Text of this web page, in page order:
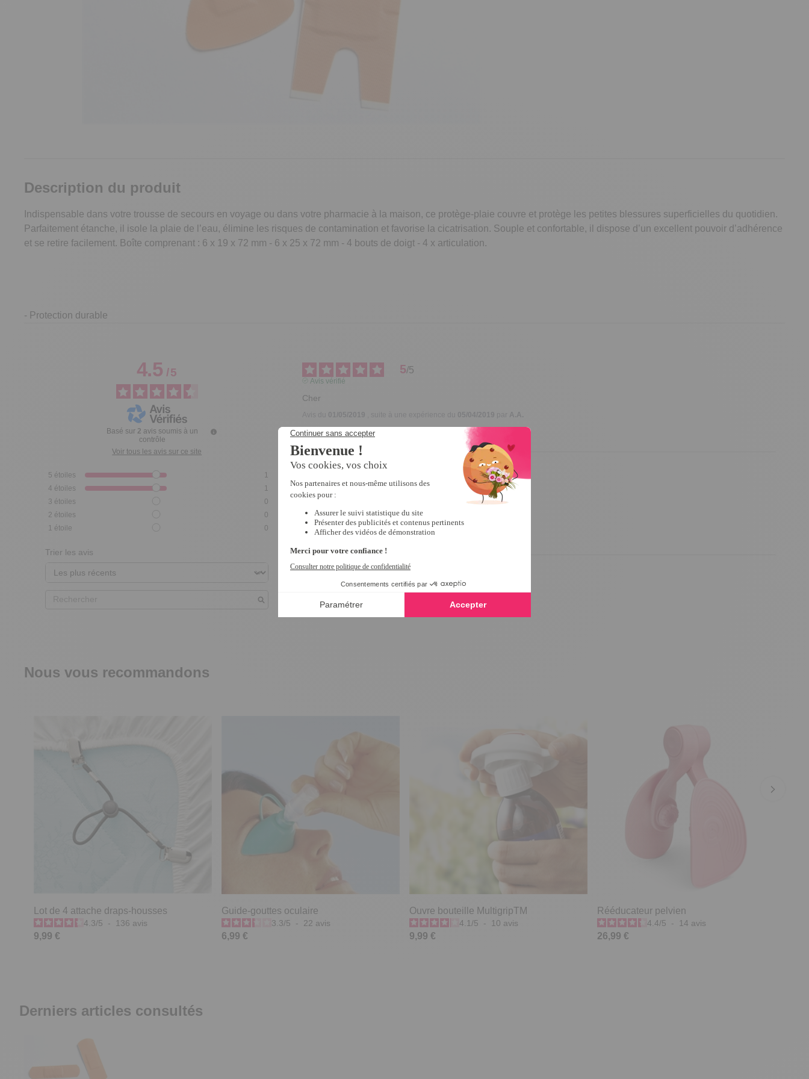
Description du produit
Indispensable dans votre trousse de secours en voyage ou dans votre pharmacie à la maison, ce protège-plaie couvre et protège les petites blessures superficielles du quotidien.
Parfaitement étanche, il isole la plaie de l’eau, élimine les risques de contamination et favorise la cicatrisation. Souple et confortable, il dispose d’un excellent pouvoir d’adhérence
et se retire facilement. Boîte comprenant : 6 x 19 x 72 mm - 6 x 25 x 72 mm - 4 bouts de doigt - 4 x articulation.
- Protection durable
4.5/5
Basé sur 2 avis soumis à un
contrôle
Voir tous les avis sur ce site
5 étoiles
1
4 étoiles
1
3 étoiles
0
2 étoiles
0
1 étoile 0
Trier les avis
5/5
Avis vérifié
Cher
01/05/2019 05/04/2019 A.A.
Utile(0)Signaler
Avis vérifié
bien
Avis du17/04/2019 , suite à une expérience du
Utile(0)Signaler
Nous vous recommandons
Lot de 4 attache draps-housses
4.3/5 - 136 avis
9,99 €
Guide-gouttes oculaire
3.3/5 - 22 avis
6,99 €
Ouvre bouteille MultigripTM
4.1 /5 - 10 avis
9,99 €
Rééducateur pelvien
4.4/5 - 14 avis
26,99 €
Derniers articles consultés